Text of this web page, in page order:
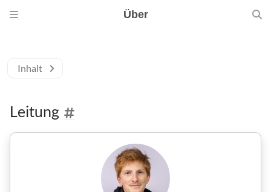
Über
Inhalt
Leitung